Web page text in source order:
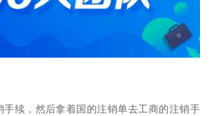
手续，然后拿着国的注销单去工商的注销手